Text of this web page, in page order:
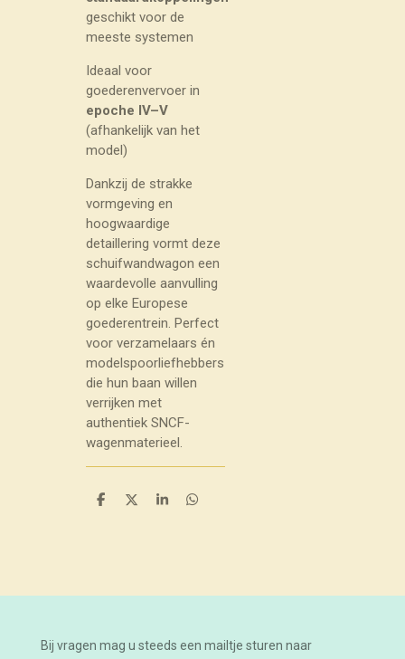
geschikt voor de
meeste systemen
Ideaal voor
goederenvervoer in
epoche IV–V
(afhankelijk van het
model)
Dankzij de strakke
vormgeving en
hoogwaardige
detaillering vormt deze
schuifwandwagon een
waardevolle aanvulling
op elke Europese
goederentrein. Perfect
voor verzamelaars én
modelspoorliefhebbers
die hun baan willen
verrijken met
authentiek SNCF-
wagenmaterieel.
D
D
S
D
Bij vragen mag u steeds een mailtje sturen naar